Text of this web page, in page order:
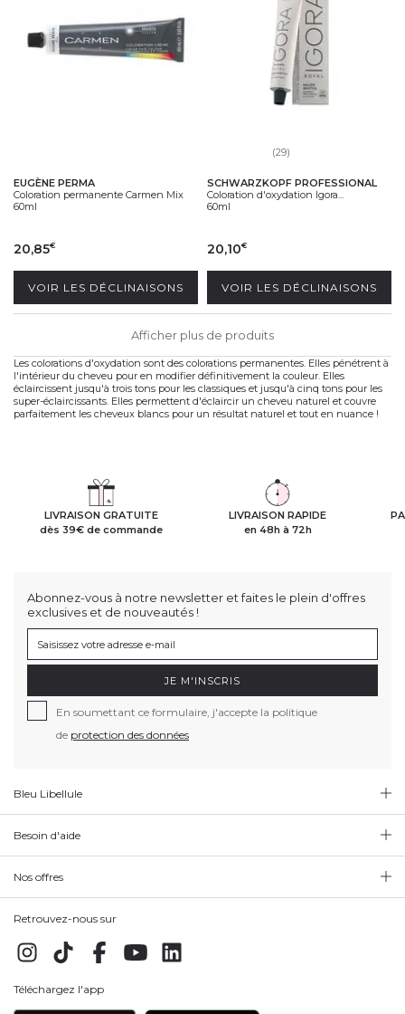
EUGÈNE PERMA
Coloration permanente Carmen Mix
60ml
20,85€
VOIR LES DÉCLINAISONS
(29)
SCHWARZKOPF PROFESSIONAL
Coloration d'oxydation Igora...
60ml
20,10€
VOIR LES DÉCLINAISONS
Afficher plus de produits
Les colorations d'oxydation sont des colorations permanentes. Elles pénétrent à
l'intérieur du cheveu pour en modifier définitivement la couleur. Elles
éclaircissent jusqu'à trois tons pour les classiques et jusqu'à cinq tons pour les
super-éclaircissants. Elles permettent d'éclaircir un cheveu naturel et couvre
parfaitement les cheveux blancs pour un résultat naturel et tout en nuance !
LIVRAISON GRATUITE
dès 39€ de commande
LIVRAISON RAPIDE
en 48h à 72h
Abonnez-vous à notre newsletter et faites le plein d'offres
exclusives et de nouveautés !
JE M'INSCRIS
En soumettant ce formulaire, j'accepte la politique
de protection des données
Bleu Libellule
Besoin d'aide
Nos offres
Retrouvez-nous sur
Téléchargez l'app